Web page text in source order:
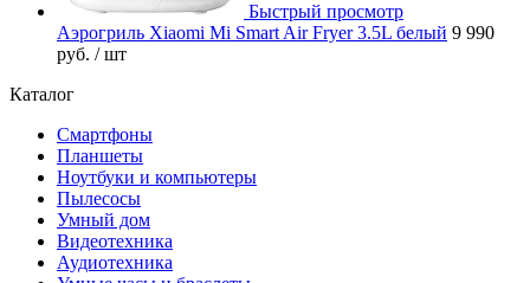
Быстрый просмотр
Аэрогриль Xiaomi Mi Smart Air Fryer 3.5L белый 9 990
руб. / шт
Каталог
Смартфоны
Планшеты
Ноутбуки и компьютеры
Пылесосы
Умный дом
Видеотехника
Аудиотехника